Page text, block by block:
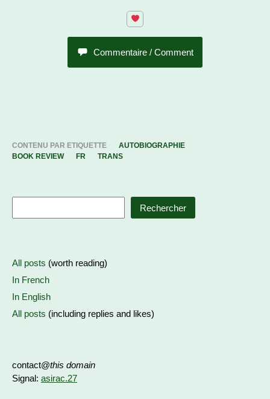
Commentaire / Comment
CONTENU PAR ETIQUETTE
AUTOBIOGRAPHIE
BOOK REVIEW
FR TRANS
Rechercher
All posts (worth reading)
In French
In English
All posts (including replies and likes)
contact@this domain
Signal: asirac.27